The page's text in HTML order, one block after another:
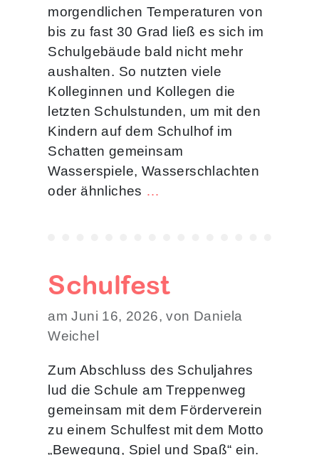
morgendlichen Temperaturen von
bis zu fast 30 Grad ließ es sich im
Schulgebäude bald nicht mehr
aushalten. So nutzten viele
Kolleginnen und Kollegen die
letzten Schulstunden, um mit den
Kindern auf dem Schulhof im
Schatten gemeinsam
Wasserspiele, Wasserschlachten
oder ähnliches …
Schulfest
am Juni 16, 2026, von Daniela
Weichel
Zum Abschluss des Schuljahres
lud die Schule am Treppenweg
gemeinsam mit dem Förderverein
zu einem Schulfest mit dem Motto
„Bewegung, Spiel und Spaß“ ein.